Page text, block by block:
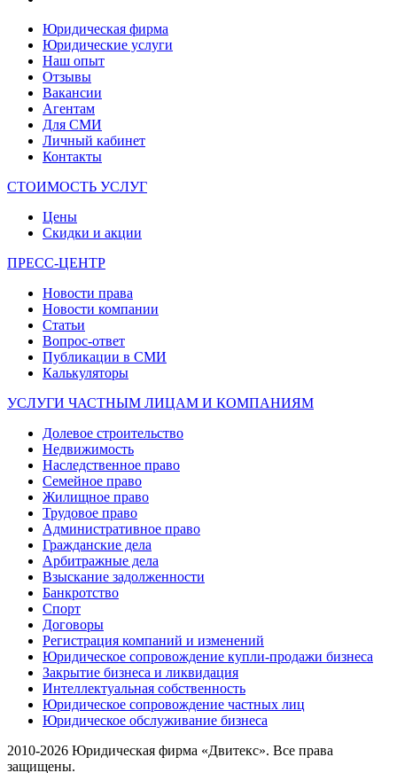
Юридическая фирма
Юридические услуги
Наш опыт
Отзывы
Вакансии
Агентам
Для СМИ
Личный кабинет
Контакты
СТОИМОСТЬ УСЛУГ
Цены
Скидки и акции
ПРЕСС-ЦЕНТР
Новости права
Новости компании
Статьи
Вопрос-ответ
Публикации в СМИ
Калькуляторы
УСЛУГИ ЧАСТНЫМ ЛИЦАМ И КОМПАНИЯМ
Долевое строительство
Недвижимость
Наследственное право
Семейное право
Жилищное право
Трудовое право
Административное право
Гражданские дела
Арбитражные дела
Взыскание задолженности
Банкротство
Спорт
Договоры
Регистрация компаний и изменений
Юридическое сопровождение купли-продажи бизнеса
Закрытие бизнеса и ликвидация
Интеллектуальная собственность
Юридическое сопровождение частных лиц
Юридическое обслуживание бизнеса
2010-2026 Юридическая фирма «Двитекс». Все права
защищены.